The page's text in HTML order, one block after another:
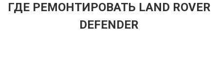
ГДЕ РЕМОНТИРОВАТЬ LAND ROVER
DEFENDER